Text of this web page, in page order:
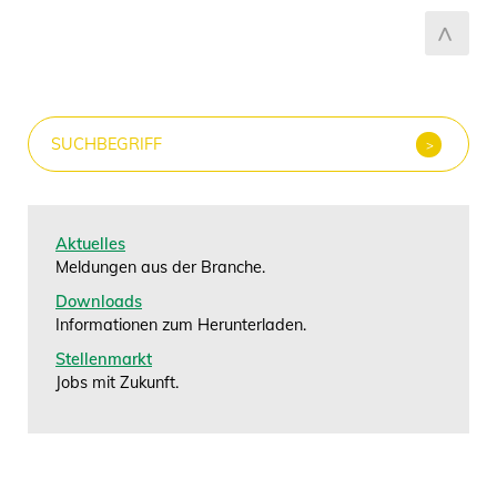
Aktuelles
Meldungen aus der Branche.
Downloads
Informationen zum Herunterladen.
Stellenmarkt
Jobs mit Zukunft.